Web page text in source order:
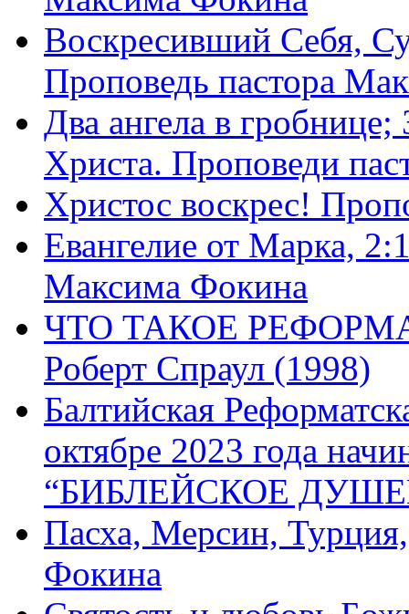
Воскресивший Себя,
Проповедь пастора
Два ангела в
Христа. Проповеди
Христос воскрес!
Евангелие от Марка,
Максима Фокина
ЧТО ТАКОЕ
Роберт Спраул (1998)
Балтийская
октябре 2023 года
“БИБЛЕЙСКОЕ
Пасха, Мерсин,
Фокина